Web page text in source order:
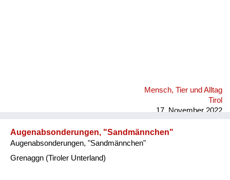
Mensch, Tier und Alltag
Tirol
17. November 2022
Augenabsonderungen, "Sandmännchen"
Augenabsonderungen, "Sandmännchen"
Grenaggn (Tiroler Unterland)